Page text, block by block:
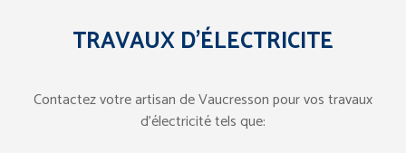
TRAVAUX D’ÉLECTRICITE
Contactez votre artisan de Vaucresson pour vos travaux
d’électricité tels que: